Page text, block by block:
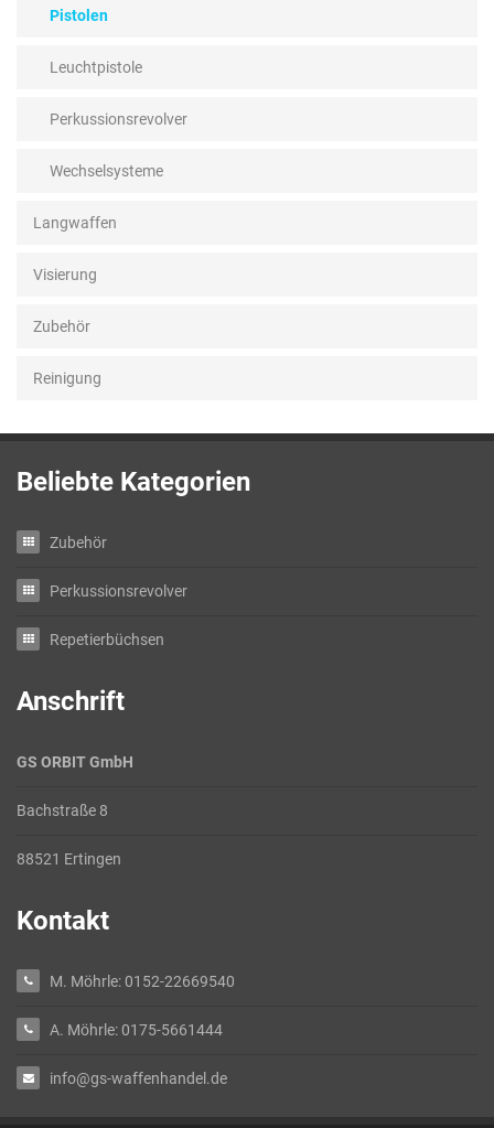
Pistolen
Leuchtpistole
Perkussionsrevolver
Wechselsysteme
Langwaffen
Visierung
Zubehör
Reinigung
Beliebte Kategorien
Zubehör
Perkussionsrevolver
Repetierbüchsen
Anschrift
GS ORBIT GmbH
Bachstraße 8
88521 Ertingen
Kontakt
M. Möhrle: 0152-22669540
A. Möhrle: 0175-5661444
info@gs-waffenhandel.de